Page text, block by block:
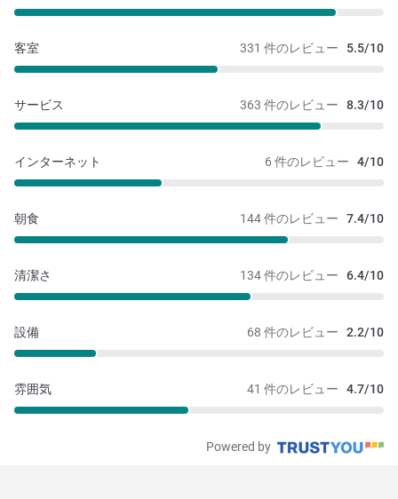
331 件のレビュー 5.5/10
客室
363 件のレビュー 8.3/10
サービス
6 件のレビュー 4/10
インターネット
144 件のレビュー 7.4/10
朝食
134 件のレビュー 6.4/10
清潔さ
68 件のレビュー 2.2/10
設備
41 件のレビュー 4.7/10
雰囲気
Powered by